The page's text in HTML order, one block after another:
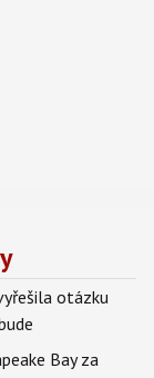
otázku
Bay za